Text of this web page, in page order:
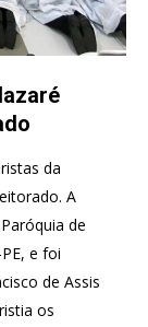
da
A
de
e foi
de Assis
os